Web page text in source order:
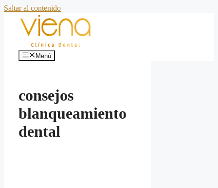
Saltar al contenido
Menú
consejos
blanqueamiento
dental